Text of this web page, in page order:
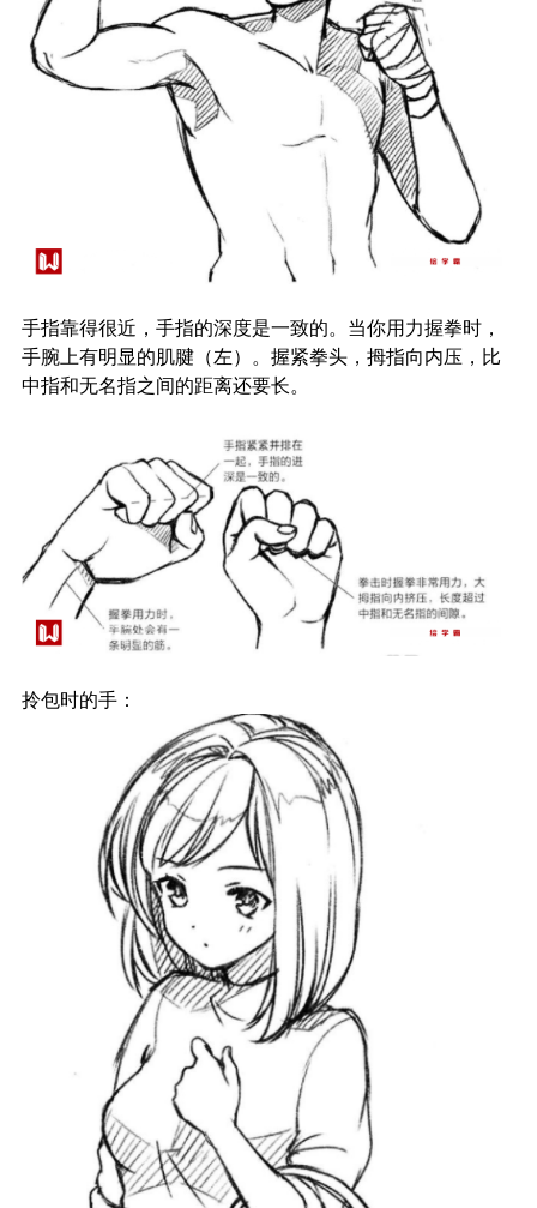
手指靠得很近，手指的深度是一致的。当你用力握拳时，
手腕上有明显的肌腱（左）。握紧拳头，拇指向内压，比
中指和无名指之间的距离还要长。
拎包时的手：